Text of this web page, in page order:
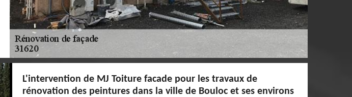
L'intervention de MJ Toiture facade pour les travaux de
rénovation des peintures dans la ville de Bouloc et ses environs